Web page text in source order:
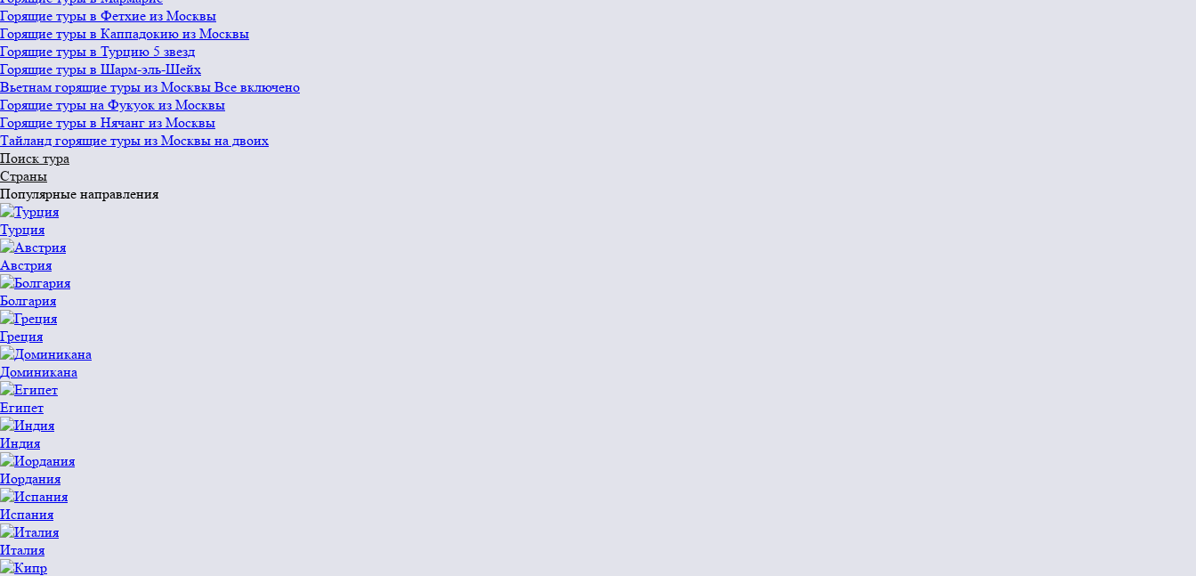
Горящие туры в Фетхие из Москвы
Горящие туры в Каппадокию из Москвы
Горящие туры в Турцию 5 звезд
Горящие туры в Шарм-эль-Шейх
Вьетнам горящие туры из Москвы Все включено
Горящие туры на Фукуок из Москвы
Горящие туры в Нячанг из Москвы
Тайланд горящие туры из Москвы на двоих
Поиск тура
Страны
Популярные направления
Турция
Австрия
Болгария
Греция
Доминикана
Египет
Индия
Иордания
Испания
Италия